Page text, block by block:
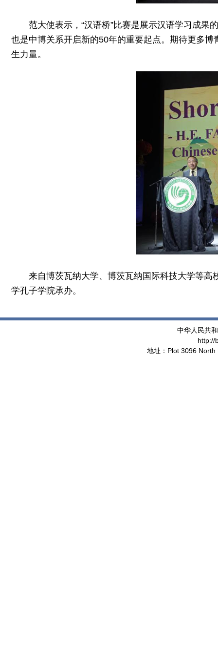
范大使表示，“汉语桥”比赛是展示汉语学习成
也是中博关系开启新的50年的重要起点。期待更多
生力量。
来自博茨瓦纳大学、博茨瓦纳国际科技大学等
学孔子学院承办。
中华人民共
http://
地址：Plot 3096